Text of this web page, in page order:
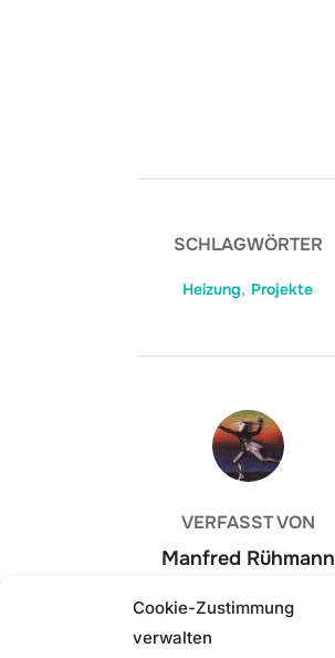
Cookie-Zustimmung
verwalten
SCHLAGWÖRTER
Heizung, Projekte
BEITRAGSAUTOR
VERFASST VON
Manfred Rühmann